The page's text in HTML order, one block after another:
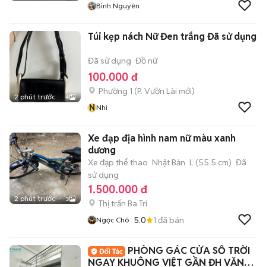
Bình Nguyên
2 phút trước 4
Túi kẹp nách Nữ Đen trắng Đã sử dụng
Đã sử dụng Đồ nữ
100.000 đ
Phường 1 (P. Vườn Lài mới)
NNhi
2 phút trước 3
Xe đạp địa hình nam nữ màu xanh
dương
Xe đạp thể thao Nhật Bản L (55.5 cm) Đã
sử dụng
1.500.000 đ
Thị trấn Ba Tri
Ngọc Chô 5.0 1 đã bán
PHÒNG GÁC CỬA SỔ TRỜI
NGAY KHUÔNG VIỆT GẦN ĐH VĂN